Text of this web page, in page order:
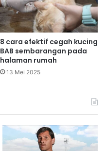
8 cara efektif cegah kucing
BAB sembarangan pada
halaman rumah
13 Mei 2025